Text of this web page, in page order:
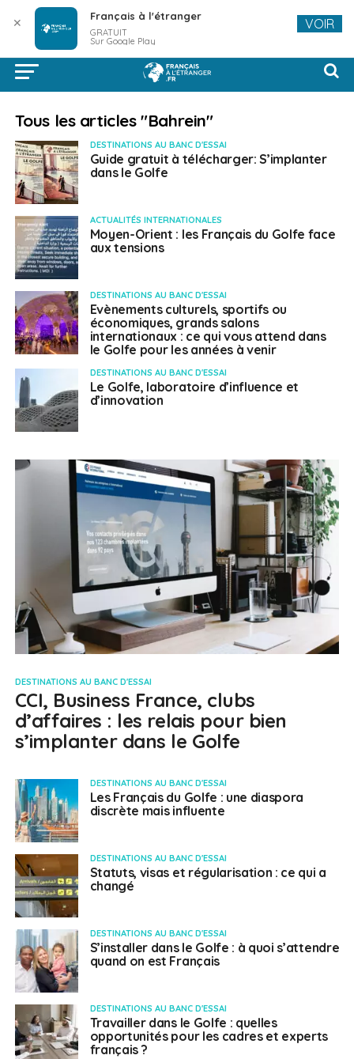
Tous les articles "Bahrein"
DESTINATIONS AU BANC D'ESSAI
Guide gratuit à télécharger: S’implanter
dans le Golfe
ACTUALITÉS INTERNATIONALES
Moyen-Orient : les Français du Golfe face
aux tensions
DESTINATIONS AU BANC D'ESSAI
Evènements culturels, sportifs ou
économiques, grands salons
internationaux : ce qui vous attend dans
le Golfe pour les années à venir
DESTINATIONS AU BANC D'ESSAI
Le Golfe, laboratoire d’influence et
d’innovation
DESTINATIONS AU BANC D'ESSAI
CCI, Business France, clubs
d’affaires : les relais pour bien
s’implanter dans le Golfe
DESTINATIONS AU BANC D'ESSAI
Les Français du Golfe : une diaspora
discrète mais influente
DESTINATIONS AU BANC D'ESSAI
Statuts, visas et régularisation : ce qui a
changé
DESTINATIONS AU BANC D'ESSAI
S’installer dans le Golfe : à quoi s’attendre
quand on est Français
DESTINATIONS AU BANC D'ESSAI
Travailler dans le Golfe : quelles
opportunités pour les cadres et experts
français ?
✕ Français à l'étranger
GRATUIT
Sur Google Play
VOIR